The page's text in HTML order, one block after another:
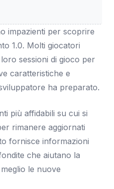
impazienti per scoprire
1.0. Molti giocatori
sessioni di gioco per
caratteristiche e
ha preparato.
più affidabili su cui si
rimanere aggiornati
fornisce informazioni
che aiutano la
le nuove